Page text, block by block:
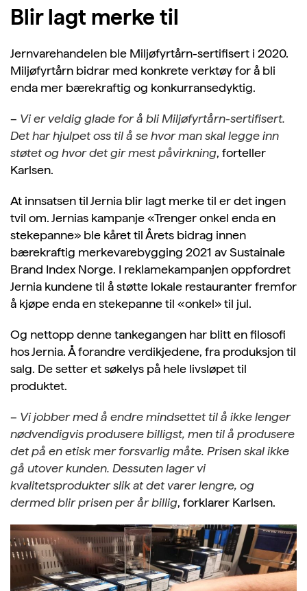
Blir lagt merke til
Jernvarehandelen ble Miljøfyrtårn-sertifisert i 2020.
Miljøfyrtårn bidrar med konkrete verktøy for å bli
enda mer bærekraftig og konkurransedyktig.
– Vi er veldig glade for å bli Miljøfyrtårn-sertifisert.
Det har hjulpet oss til å se hvor man skal legge inn
støtet og hvor det gir mest påvirkning, forteller
Karlsen.
At innsatsen til Jernia blir lagt merke til er det ingen
tvil om. Jernias kampanje «Trenger onkel enda en
stekepanne» ble kåret til Årets bidrag innen
bærekraftig merkevarebygging 2021 av Sustainale
Brand Index Norge. I reklamekampanjen oppfordret
Jernia kundene til å støtte lokale restauranter fremfor
å kjøpe enda en stekepanne til «onkel» til jul.
Og nettopp denne tankegangen har blitt en filosofi
hos Jernia. Å forandre verdikjedene, fra produksjon til
salg. De setter et søkelys på hele livsløpet til
produktet.
– Vi jobber med å endre mindsettet til å ikke lenger
nødvendigvis produsere billigst, men til å produsere
det på en etisk mer forsvarlig måte. Prisen skal ikke
gå utover kunden. Dessuten lager vi
kvalitetsprodukter slik at det varer lengre, og
dermed blir prisen per år billig, forklarer Karlsen.